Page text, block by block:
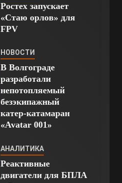
Ростех запускает
«Стаю орлов» для
FPV
НОВОСТИ
В Волгограде
разработали
непотопляемый
безэкипажный
катер-катамаран
«Avatar 001»
АНАЛИТИКА
Реактивные
двигатели для БПЛА